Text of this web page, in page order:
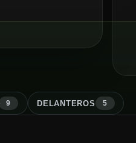
9 DELANTEROS 5